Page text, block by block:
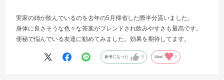
実家の姉が飲んでいるのを去年の5月帰省した際半分貰いました。
身体に良さそうな色々な茶葉がブレンドされ飲みやすさも最高です。
便秘で悩んでいる友達に勧めてみました。効果を期待してます。
参考になった 0 Like! 0